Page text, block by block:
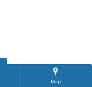
Map